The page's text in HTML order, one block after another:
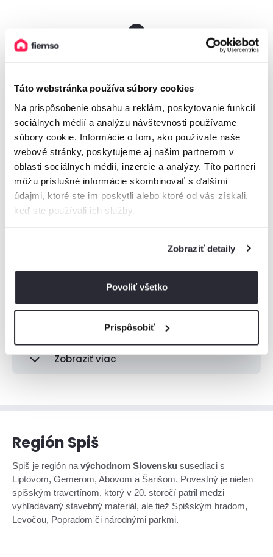
Táto webstránka používa súbory cookies
Na prispôsobenie obsahu a reklám, poskytovanie funkcií
sociálnych médií a analýzu návštevnosti používame
súbory cookie. Informácie o tom, ako používate naše
webové stránky, poskytujeme aj našim partnerom v
oblasti sociálnych médií, inzercie a analýzy. Títo partneri
môžu príslušné informácie skombinovať s ďalšími
údajmi, ktoré ste im poskytli alebo ktoré od vás získali,
keď ste používali ich služby.
Zobraziť detaily
Povoliť všetko
Prispôsobiť
Ak ste nenašli vhodné ubytovanie pre vás, skúste pohľadať v
najbližšom okolí.
Vysoké Tatry
Nízke Tatry
Veľká Fatra
Zobraziť viac
Región Spiš
Spiš je región na východnom Slovensku susediaci s
Liptovom, Gemerom, Abovom a Šarišom. Povestný je nielen
spišským travertínom, ktorý v 20. storočí patril medzi
vyhľadávaný stavebný materiál, ale tiež Spišským hradom,
Levočou, Popradom či národnými parkmi.